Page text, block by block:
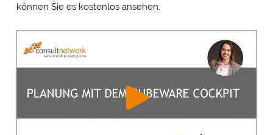
können Sie es kostenlos ansehen.